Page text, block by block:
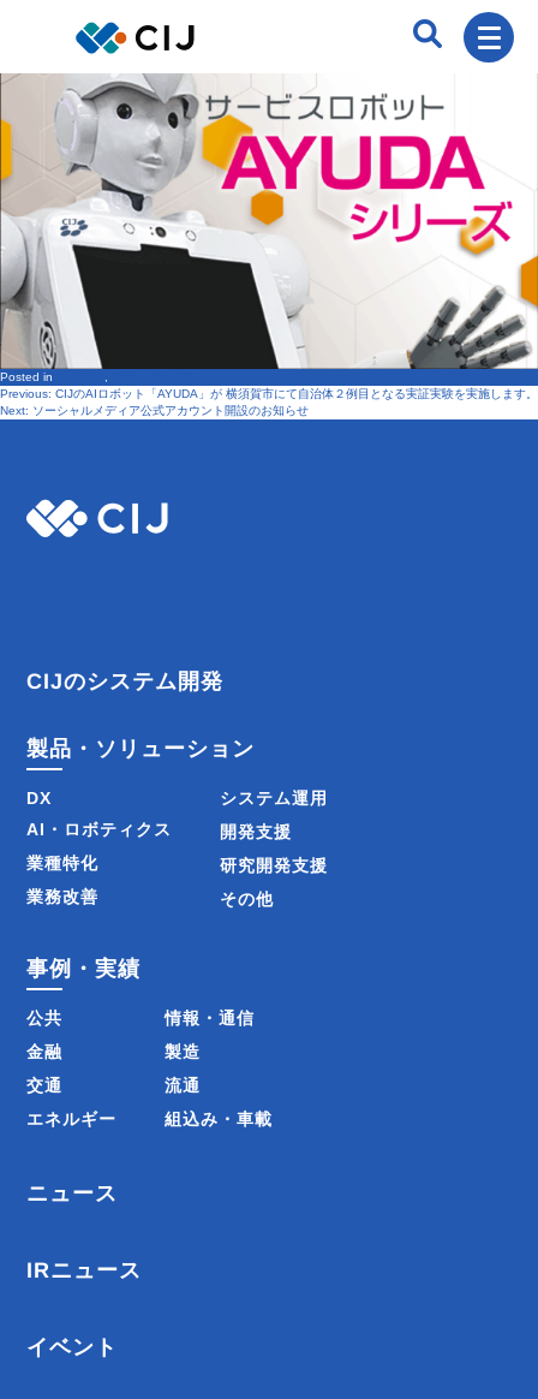
Posted in
Previous: CIJのAIロボット「AYUDA」が 横須賀市にて自治体２例目となる実証実験を実施します。
Next: ソーシャルメディア公式アカウント開設のお知らせ
CIJのシステム開発
製品・ソリューション
DX
AI・ロボティクス
業種特化
業務改善
システム運用
開発支援
研究開発支援
その他
事例・実績
公共
金融
交通
エネルギー
情報・通信
製造
流通
組込み・車載
ニュース
IRニュース
イベント